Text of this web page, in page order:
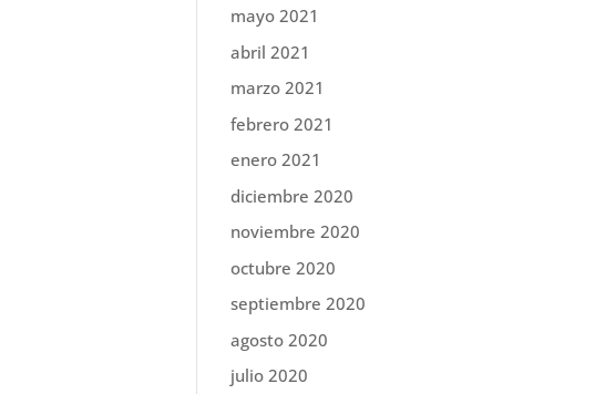
mayo 2021
abril 2021
marzo 2021
febrero 2021
enero 2021
diciembre 2020
noviembre 2020
octubre 2020
septiembre 2020
agosto 2020
julio 2020